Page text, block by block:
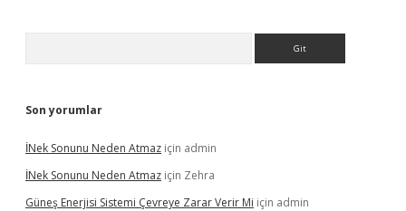
Son yorumlar
İNek Sonunu Neden Atmaz için admin
İNek Sonunu Neden Atmaz için Zehra
Güneş Enerjisi Sistemi Çevreye Zarar Verir Mi için admin